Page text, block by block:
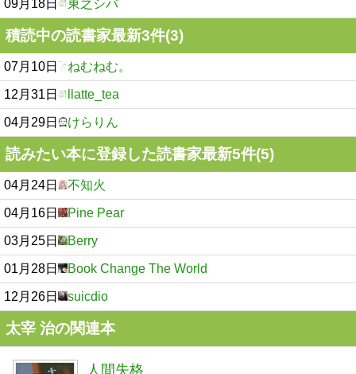
09月18日 東之シバ
積読中の読書家最新3件(3)
07月10日 ねむねむ。
12月31日 llatte_tea
04月29日 けらりん
読みたい本に登録した読書家最新5件(5)
04月24日 不知火
04月16日 Pine Pear
03月25日 Berry
01月28日 Book Change The World
12月26日 suicdio
太宰 治の関連本
人間失格